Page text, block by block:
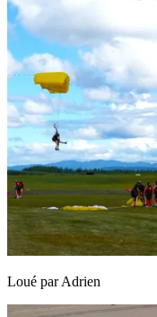
Loué parAdrien